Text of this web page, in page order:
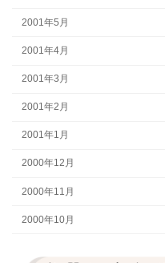
2001年5月
2001年4月
2001年3月
2001年2月
2001年1月
2000年12月
2000年11月
2000年10月